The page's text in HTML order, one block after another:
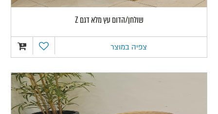
שולחן/הדום עץ מלא דגם Z
צפיה במוצר